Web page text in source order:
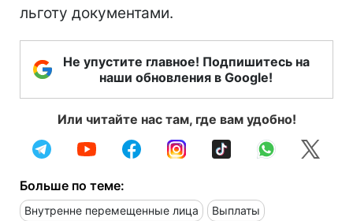
льготу документами.
Не упустите главное! Подпишитесь на
наши обновления в Google!
Или читайте нас там, где вам удобно!
Больше по теме:
Внутренне перемещенные лица Выплаты